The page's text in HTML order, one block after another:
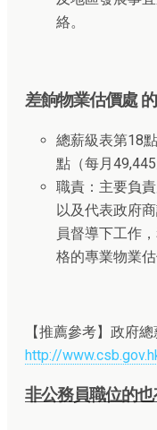
絡。
差餉物業估價處
總薪級表第18
點（每月49,445
職責：主要負
以及代表政府
員督導下工作
格的專業物業估
【推薦參考】政府總
http://
非公務員職位的